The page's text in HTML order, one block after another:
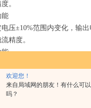
欢迎您！
来自局域网的朋友！有什么可
吗？
。
能
压±10%范围内变化，输
精度。
能
压中，脉动量峰值与谷
自动实现实时监测单节